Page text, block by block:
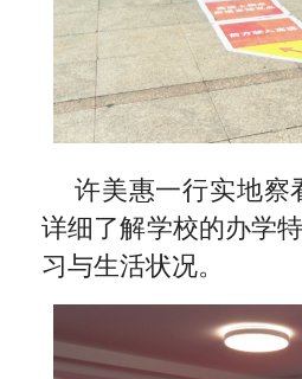
许美惠一行实地察
详细了解学校的办学
习与生活状况。